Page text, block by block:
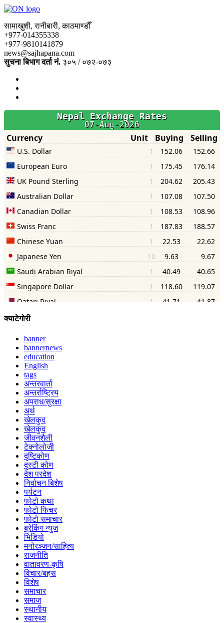
सामाखुशी, रानीबारी, काठमाण्डौँ
+977-014355338
+977-9810141879
news@sajhapana.com
सुचना बिभाग दर्ता नं. ३०५ / ०७२-०७३
क्याटेगोरी
banner
bannernews
education
English
tags
अन्तरवार्ता
अन्तर्राष्ट्रिय
अपराध/सुरक्षा
अर्थ
खेलकुद
खेलकुद
जीवनशैली
टेक्नोलोजी
दृष्टिकोण
दृस्टी कोण
देश परदेश
निर्वाचन बिशेष
पर्यटन
फोटो कथा
फोटो फिचर
फोटो समाचार
ब्रेकिंग न्युज
भिडियो
मनोरञ्जन/साहित्य
राजनीति
वातावरण-कृषि
विचार/बहस
विशेष
समाचार
समाज
स्थानीय
स्वास्थ्य